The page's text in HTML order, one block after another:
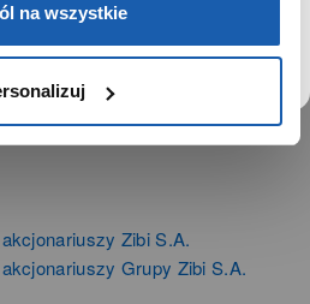
na wszystkie
Zibi S.A.
Grupy Zibi S.A.